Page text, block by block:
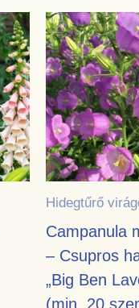
Hidegtűrő
Campanula
– Csupros
„Big Ben
(min. 20